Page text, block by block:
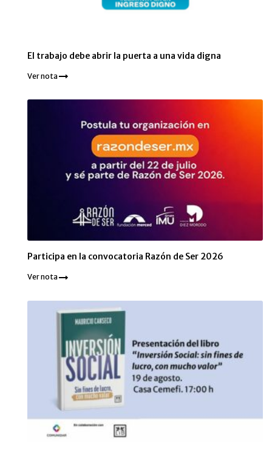
El trabajo debe abrir la puerta a una vida digna
Ver nota
Participa en la convocatoria Razón de Ser 2026
Ver nota